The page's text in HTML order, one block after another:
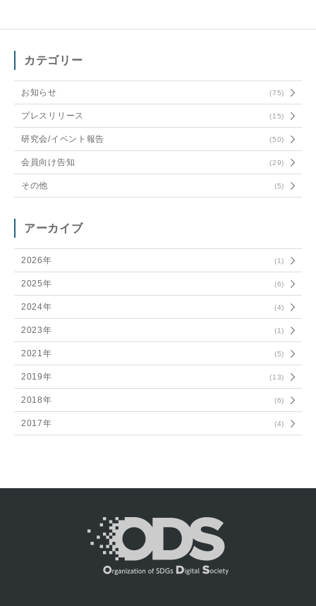
カテゴリー
お知らせ (75)
プレスリリース (15)
研究会/イベント報告 (50)
会員向け告知 (29)
その他 (5)
アーカイブ
2026年 (1)
2025年 (6)
2024年 (4)
2023年 (1)
2021年 (5)
2019年 (13)
2018年 (6)
2017年 (4)